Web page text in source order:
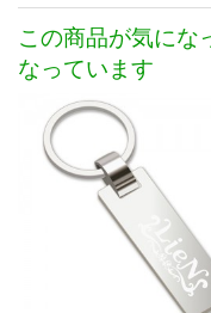
この商品が気にな
なっています